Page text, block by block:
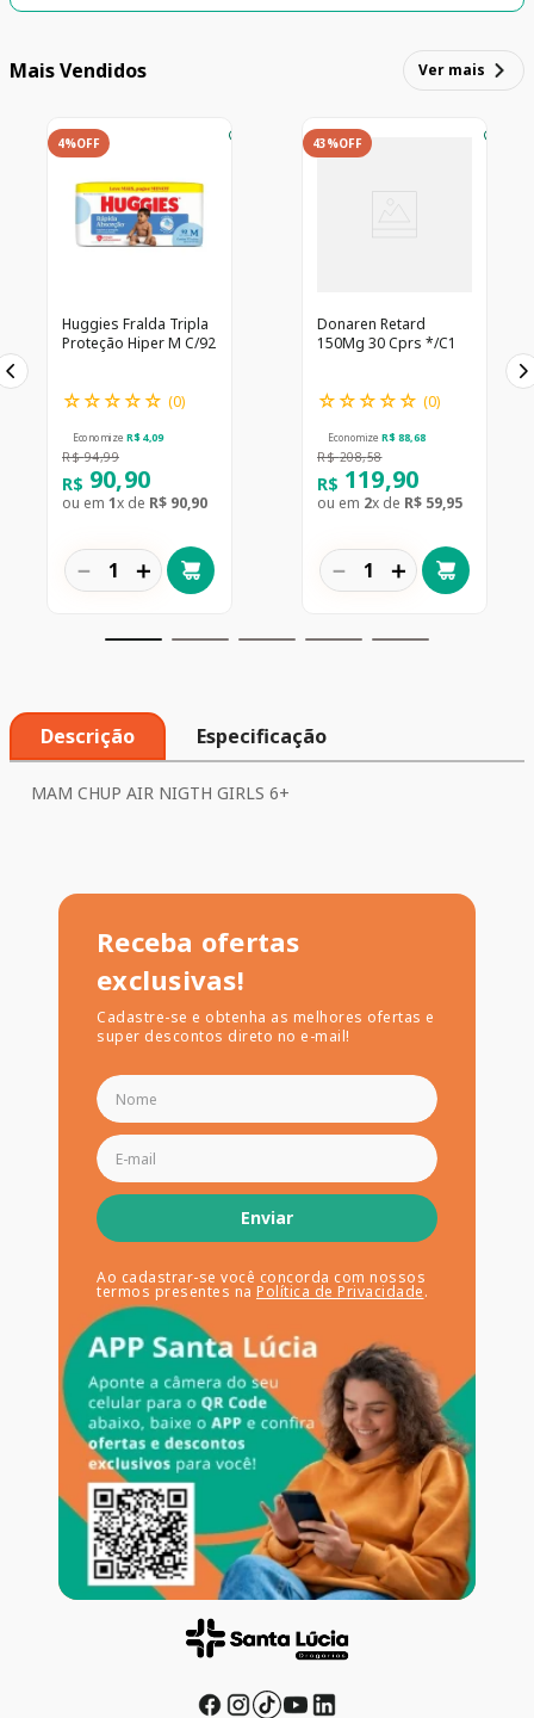
Mais Vendidos Ver mais
4%OFF
Huggies Fralda Tripla
Proteção Hiper M C/92
☆☆☆☆☆ (0)
Economize R$ 4,09
R$ 94,99
R$ 90,90
ou em 1x de R$ 90,90
＋
－
43%OFF
Donaren Retard
150Mg 30 Cprs */C1
☆☆☆☆☆ (0)
Economize R$ 88,68
R$ 208,58
R$ 119,90
ou em 2x de R$ 59,95
＋
－
Descrição Especificação
MAM CHUP AIR NIGTH GIRLS 6+
Receba ofertas
exclusivas!
Cadastre-se e obtenha as melhores ofertas e
super descontos direto no e-mail!
Enviar
Ao cadastrar-se você concorda com nossos
termos presentes na Política de Privacidade.